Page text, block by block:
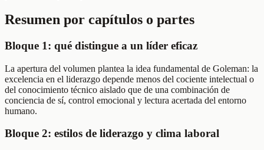
Resumen por capítulos o partes
Bloque 1: qué distingue a un líder eficaz
La apertura del volumen plantea la idea fundamental de Goleman: la
excelencia en el liderazgo depende menos del cociente intelectual o
del conocimiento técnico aislado que de una combinación de
conciencia de sí, control emocional y lectura acertada del entorno
humano.
Bloque 2: estilos de liderazgo y clima laboral